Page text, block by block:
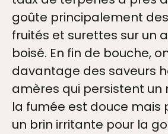
goûte principalement
fruités et surettes sur un
boisé. En fin de bouche,
davantage des saveurs
amères qui persistent un
la fumée est douce mais
un brin irritante pour la